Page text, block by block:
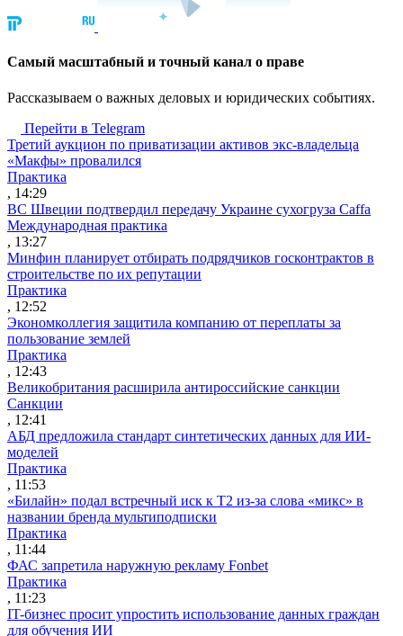
Cамый масштабный и точный канал о праве
Рассказываем о важных деловых и юридических событиях.
Перейти в Telegram
Третий аукцион по приватизации активов экс-владельца
«Макфы» провалился
Практика
, 14:29
ВС Швеции подтвердил передачу Украине сухогруза Caffa
Международная практика
, 13:27
Минфин планирует отбирать подрядчиков госконтрактов в
строительстве по их репутации
Практика
, 12:52
Экономколлегия защитила компанию от переплаты за
пользование землей
Практика
, 12:43
Великобритания расширила антироссийские санкции
Санкции
, 12:41
АБД предложила стандарт синтетических данных для ИИ-
моделей
Практика
, 11:53
«Билайн» подал встречный иск к Т2 из-за слова «микс» в
названии бренда мультиподписки
Практика
, 11:44
ФАС запретила наружную рекламу Fonbet
Практика
, 11:23
IT-бизнес просит упростить использование данных граждан
для обучения ИИ